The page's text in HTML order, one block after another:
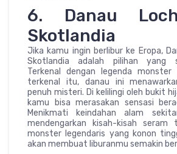
6. Danau
Skotlandia
Jika kamu ingin berlibur ke Eropa,
Skotlandia adalah pilihan yang
Terkenal dengan legenda monster
terkenal itu, danau ini
penuh misteri. Di kelilingi oleh bukit
kamu bisa merasakan sensasi
Menikmati keindahan alam
mendengarkan kisah-kisah seram
monster legendaris yang konon
akan membuat liburanmu semakin